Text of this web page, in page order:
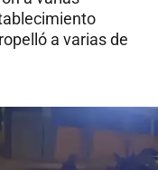
a varias de